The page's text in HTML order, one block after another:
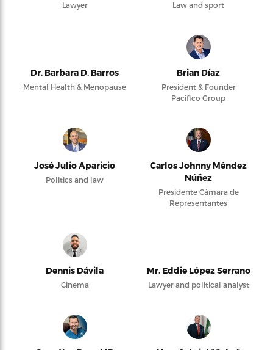
Lawyer Law and sport
Dr. Barbara D. Barros
Mental Health & Menopause
Brian Díaz
President & Founder
Pacifico Group
José Julio Aparicio
Politics and law
Carlos Johnny Méndez
Núñez
Presidente Cámara de
Representantes
Dennis Dávila
Cinema
Mr. Eddie López Serrano
Lawyer and political analyst